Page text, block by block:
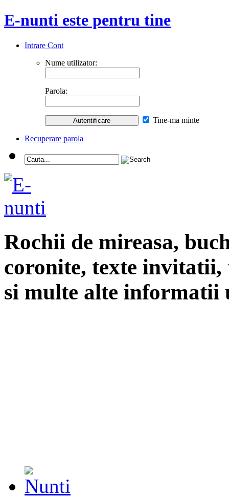
E-nunti este pentru tine
Intrare Cont
Nume utilizator:
Parola:
Tine-ma minte
Recuperare parola
Rochii de mireasa,
coronite, texte
si multe alte informatii